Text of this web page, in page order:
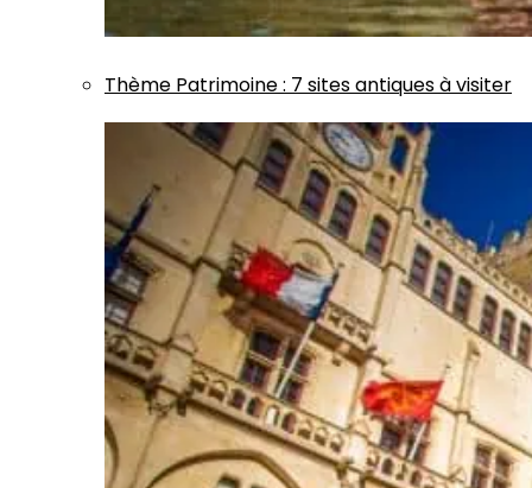
Thème Patrimoine: 7 sites antiques à visiter